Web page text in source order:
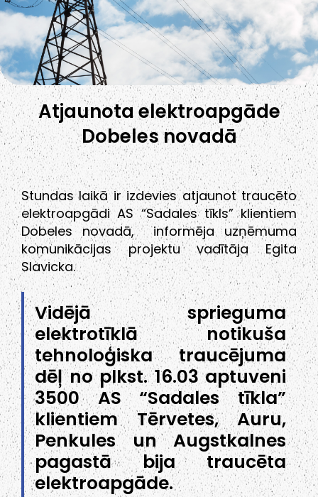
Atjaunota elektroapgāde
Dobeles novadā
Stundas laikā ir izdevies atjaunot traucēto
elektroapgādi AS “Sadales tīkls” klientiem
Dobeles novadā, informēja uzņēmuma
komunikācijas projektu vadītāja Egita
Slavicka.
Vidējā sprieguma
elektrotīklā notikuša
tehnoloģiska traucējuma
dēļ no plkst. 16.03 aptuveni
3500 AS “Sadales tīkla”
klientiem Tērvetes, Auru,
Penkules un Augstkalnes
pagastā bija traucēta
elektroapgāde.